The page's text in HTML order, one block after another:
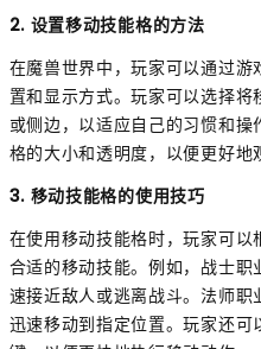
2. 设置移动技能格的方法
在魔兽世界中，玩家可以通过
置和显示方式。玩家可以选择
或侧边，以适应自己的习惯和
格的大小和透明度，以便更好地
3. 移动技能格的使用技巧
在使用移动技能格时，玩家可
合适的移动技能。例如，战士
速接近敌人或逃离战斗。法师
迅速移动到指定位置。玩家还